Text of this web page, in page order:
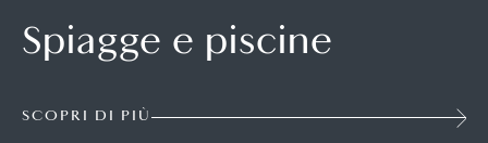
Spiagge e piscine
SCOPRI DI PIÙ